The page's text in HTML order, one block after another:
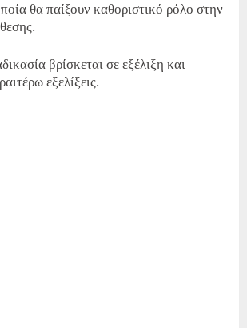
θα παίξουν καθοριστικό ρόλο στην
βρίσκεται σε εξέλιξη και
εξελίξεις.